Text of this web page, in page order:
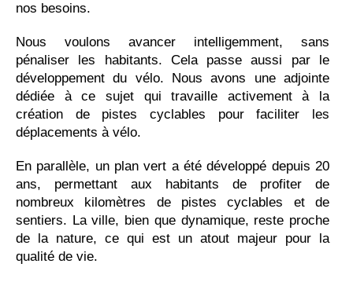
nos besoins.
Nous voulons avancer intelligemment, sans
pénaliser les habitants. Cela passe aussi par le
développement du vélo. Nous avons une adjointe
dédiée à ce sujet qui travaille activement à la
création de pistes cyclables pour faciliter les
déplacements à vélo.
En parallèle, un plan vert a été développé depuis 20
ans, permettant aux habitants de profiter de
nombreux kilomètres de pistes cyclables et de
sentiers. La ville, bien que dynamique, reste proche
de la nature, ce qui est un atout majeur pour la
qualité de vie.